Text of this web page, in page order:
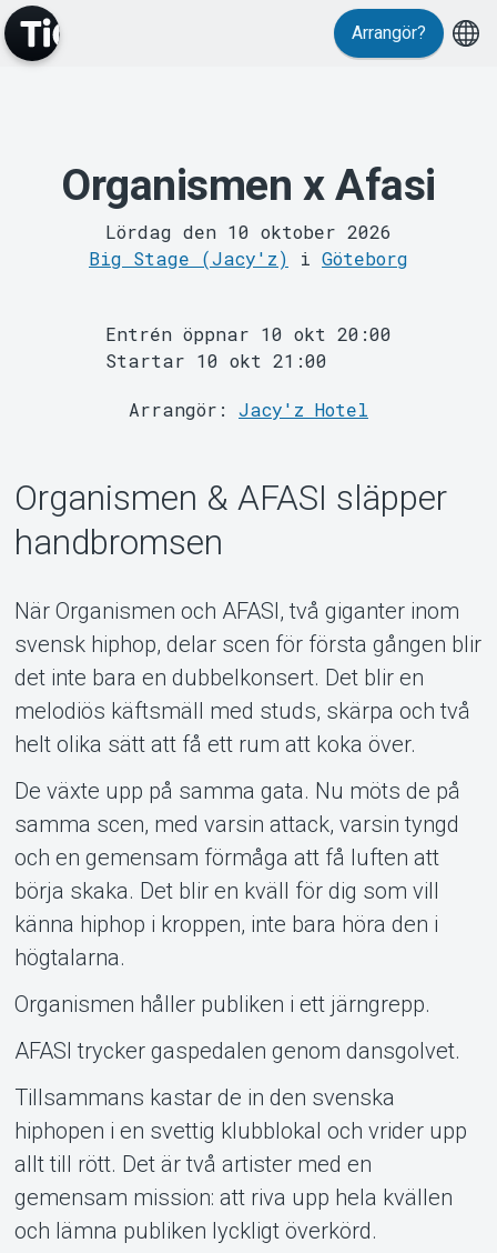
Evenemang
MyTickster
Support
Arrangör?
Organismen x Afasi
Lördag den 10 oktober 2026
Big Stage (Jacy'z) i Göteborg
Entrén öppnar 10 okt 20:00
Startar 10 okt 21:00
Arrangör: Jacy'z Hotel
Organismen & AFASI släpper
handbromsen
När Organismen och AFASI, två giganter inom
svensk hiphop, delar scen för första gången blir
det inte bara en dubbelkonsert. Det blir en
melodiös käftsmäll med studs, skärpa och två
helt olika sätt att få ett rum att koka över.
De växte upp på samma gata. Nu möts de på
samma scen, med varsin attack, varsin tyngd
och en gemensam förmåga att få luften att
börja skaka. Det blir en kväll för dig som vill
känna hiphop i kroppen, inte bara höra den i
högtalarna.
Organismen håller publiken i ett järn­grepp.
AFASI trycker gaspedalen genom dans­golvet.
Tillsammans kastar de in den svenska
hiphopen i en svettig klubb­lokal och vrider upp
allt till rött. Det är två artister med en
gemensam mission: att riva upp hela kvällen
och lämna publiken lyckligt överkörd.